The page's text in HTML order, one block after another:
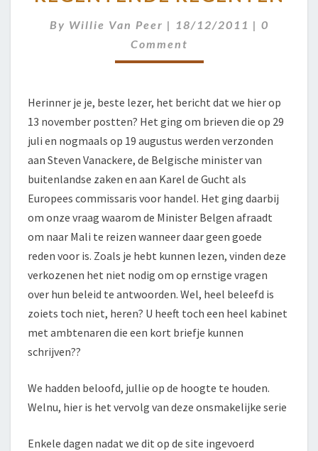
By Willie Van Peer | 18/12/2011 | 0
Comment
Herinner je je, beste lezer, het bericht dat we hier op
13 november postten? Het ging om brieven die op 29
juli en nogmaals op 19 augustus werden verzonden
aan Steven Vanackere, de Belgische minister van
buitenlandse zaken en aan Karel de Gucht als
Europees commissaris voor handel. Het ging daarbij
om onze vraag waarom de Minister Belgen afraadt
om naar Mali te reizen wanneer daar geen goede
reden voor is. Zoals je hebt kunnen lezen, vinden deze
verkozenen het niet nodig om op ernstige vragen
over hun beleid te antwoorden. Wel, heel beleefd is
zoiets toch niet, heren? U heeft toch een heel kabinet
met ambtenaren die een kort briefje kunnen
schrijven??
We hadden beloofd, jullie op de hoogte te houden.
Welnu, hier is het vervolg van deze onsmakelijke serie
Enkele dagen nadat we dit op de site ingevoerd